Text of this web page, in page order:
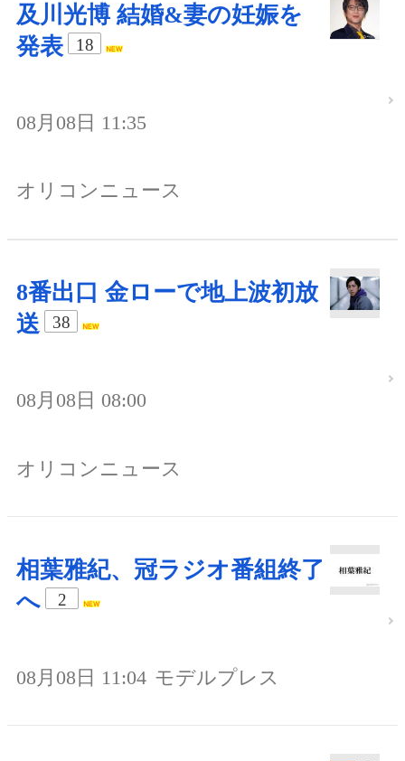
及川光博 結婚&妻の妊娠を
発表
18
08月08日 11:35
オリコンニュース
8番出口 金ローで地上波初放
送
38
08月08日 08:00
オリコンニュース
相葉雅紀、冠ラジオ番組終了
へ
2
08月08日 11:04 モデルプレス